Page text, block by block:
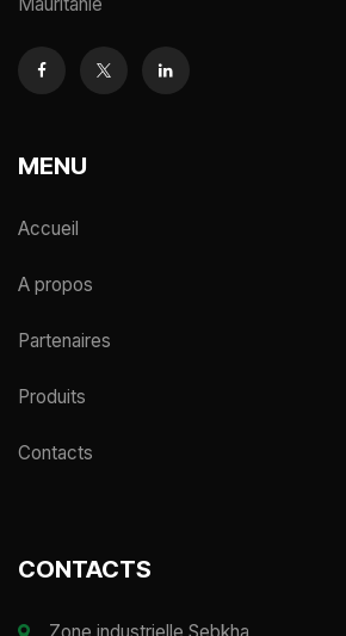
Mauritanie
MENU
Accueil
A propos
Partenaires
Produits
Contacts
CONTACTS